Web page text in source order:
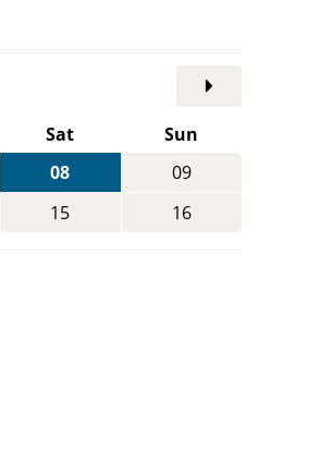
Sat
Sun
08
09
15 16